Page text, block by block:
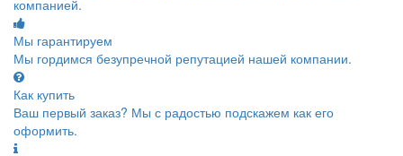
компанией.
Мы гарантируем
Мы гордимся безупречной репутацией нашей компании.
Как купить
Ваш первый заказ? Мы с радостью подскажем как его
оформить.